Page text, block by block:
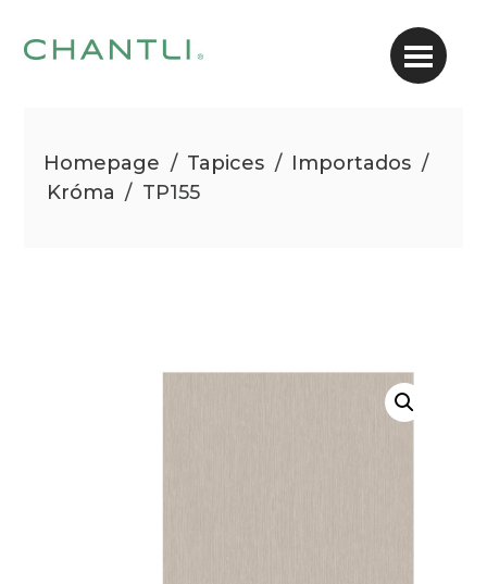
Homepage / Tapices / Importados /
Króma / TP155